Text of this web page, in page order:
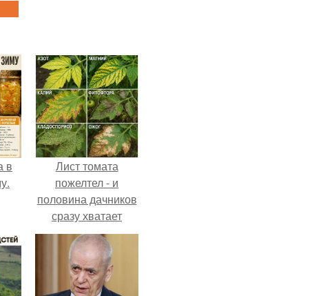
в
Лист томата
пожелтел - и
половина дачников
сразу хватает
удобрение.